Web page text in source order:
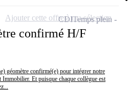
confirmé H/F
géomètre confirmé(e) pour intégrer notre
Immobilier. Et puisque chaque collègue est
CDITemps plein
Ajouter cette offre à ma sélection